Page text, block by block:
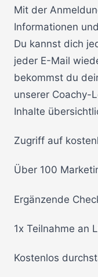
Mit der
Informationen und
Du kannst dich
jeder E-Mail
bekommst du
unserer Coachy-
Inhalte
Zugriff auf
Über 100
Ergänzende
1x Teilnahme an
Kostenlos